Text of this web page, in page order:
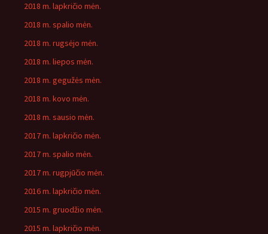
2018 m. lapkričio mėn.
2018 m. spalio mėn.
2018 m. rugsėjo mėn.
2018 m. liepos mėn.
2018 m. gegužės mėn.
2018 m. kovo mėn.
2018 m. sausio mėn.
2017 m. lapkričio mėn.
2017 m. spalio mėn.
2017 m. rugpjūčio mėn.
2016 m. lapkričio mėn.
2015 m. gruodžio mėn.
2015 m. lapkričio mėn.